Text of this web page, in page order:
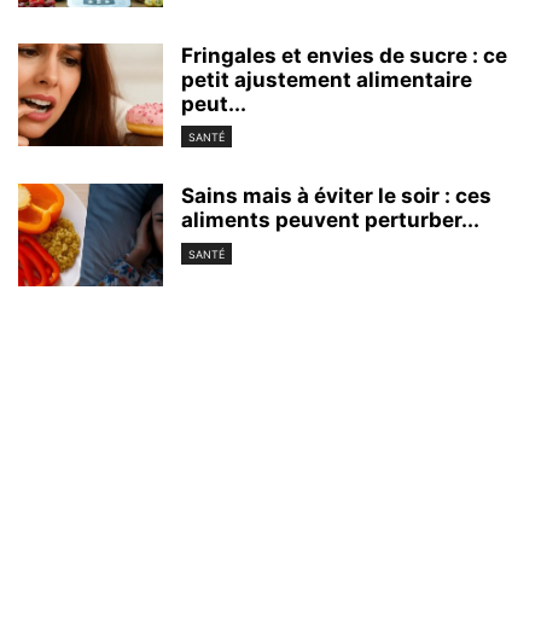
Fringales et envies de sucre : ce
petit ajustement alimentaire
peut...
SANTÉ
Sains mais à éviter le soir : ces
aliments peuvent perturber...
SANTÉ